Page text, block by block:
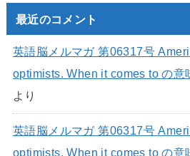
最近のコメント
英語脳メルマガ 第06317号
optimists. When it comes to の意
より
英語脳メルマガ 第06317号
optimists. When it comes to の意